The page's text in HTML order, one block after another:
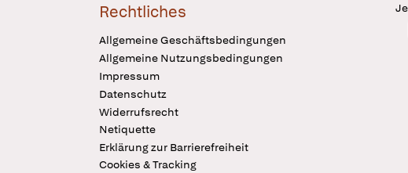
Rechtliches
Allgemeine Geschäftsbedingungen
Allgemeine Nutzungsbedingungen
Impressum
Datenschutz
Widerrufsrecht
Netiquette
Erklärung zur Barrierefreiheit
Cookies & Tracking